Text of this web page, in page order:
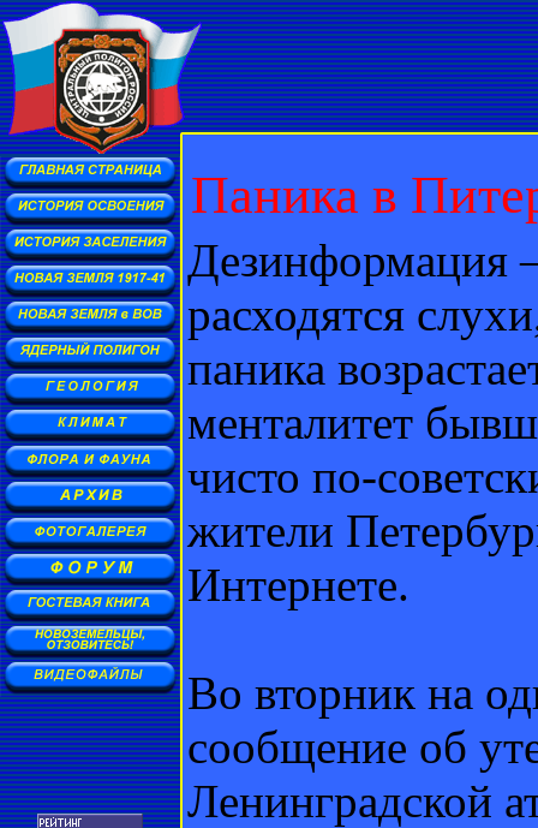
Паника в
Дезинформация
расходятся
паника
менталитет
чисто по-
жители
Интернете.
Во вторник на
сообщение об
Ленинградской